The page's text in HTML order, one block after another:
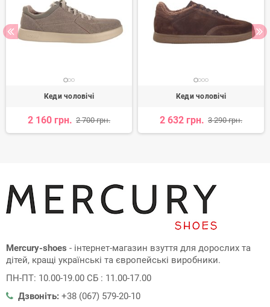
Кеди чоловічі
2 160 грн. 2 700 грн.
Кеди чоловічі
2 632 грн. 3 290 грн.
Mercury-shoes - інтернет-магазин взуття для дорослих та
дітей, кращі українські та європейські виробники.
ПН-ПТ: 10.00-19.00 СБ : 11.00-17.00
Дзвоніть: +38 (067) 579-20-10